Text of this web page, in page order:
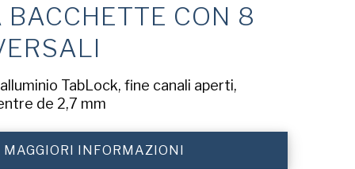
CON 8
TabLock, fine canali aperti,
de 2,7 mm
MAGGIORI INFORMAZIONI
COMPILARE IL MODULO
PER RICEVERE UNA
DEL DOCUMENTO